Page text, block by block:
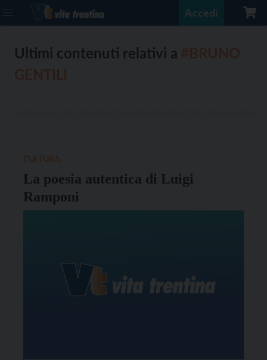
Accedi
Ultimi contenuti relativi a
La poesia autentica di Luigi
Ramponi